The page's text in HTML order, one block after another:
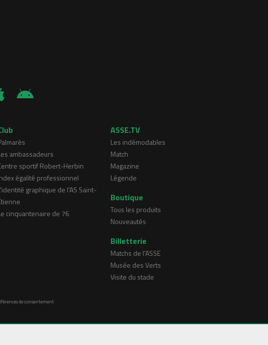
ambassadeurs
sportif Robert-Herbin
égalité professionnel
graphique de l'AS Saint-
cinquantenaire de 76
ASSE.TV
Les indémodables
Match
Magazine
Légende
Boutique
Tous les produits
Nouveautés
Billetterie
Matchs de l'ASSE
Musée des Verts
Visite du stade
de consentement